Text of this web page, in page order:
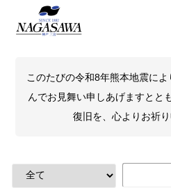
このたびの令和8年熊本地震に
んでお見舞い申しあげますとと
復旧を、心よりお祈り